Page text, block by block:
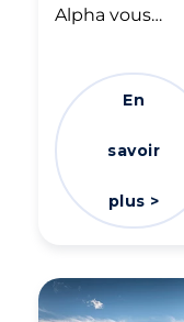
Alpha vous…
En
savoir
plus >